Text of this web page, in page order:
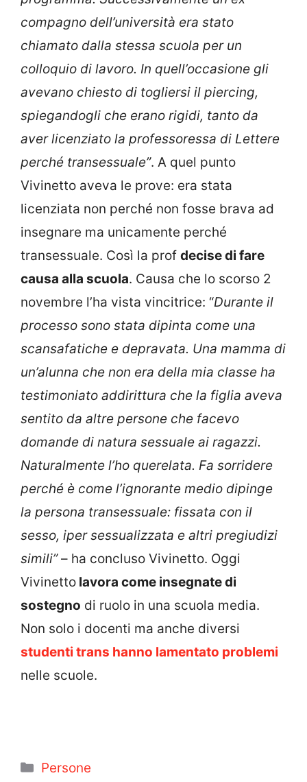
compagno dell’università era stato
chiamato dalla stessa scuola per un
colloquio di lavoro. In quell’occasione gli
avevano chiesto di togliersi il piercing,
spiegandogli che erano rigidi, tanto da
aver licenziato la professoressa di Lettere
perché transessuale”. A quel punto
Vivinetto aveva le prove: era stata
licenziata non perché non fosse brava ad
insegnare ma unicamente perché
transessuale. Così la prof decise di fare
causa alla scuola. Causa che lo scorso 2
novembre l’ha vista vincitrice: “Durante il
processo sono stata dipinta come una
scansafatiche e depravata. Una mamma di
un’alunna che non era della mia classe ha
testimoniato addirittura che la figlia aveva
sentito da altre persone che facevo
domande di natura sessuale ai ragazzi.
Naturalmente l’ho querelata. Fa sorridere
perché è come l’ignorante medio dipinge
la persona transessuale: fissata con il
sesso, iper sessualizzata e altri pregiudizi
simili”– ha concluso Vivinetto. Oggi
Vivinetto lavora come insegnate di
sostegno di ruolo in una scuola media.
Non solo i docenti ma anche diversi
studenti trans hanno lamentato problemi
nelle scuole.
Categorie
Persone